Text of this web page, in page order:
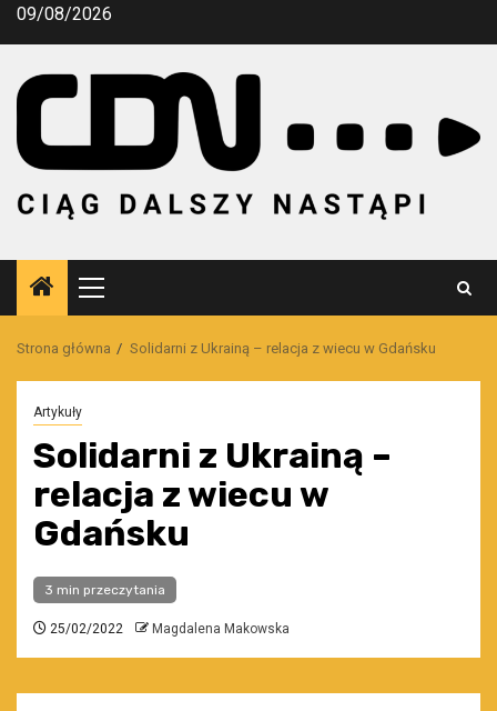
Przejdź
09/08/2026
Menu
główne
Strona główna Solidarni z Ukrainą – relacja z wiecu w Gdańsku
Artykuły
Solidarni z Ukrainą –
relacja z wiecu w
Gdańsku
3 min przeczytania
25/02/2022 Magdalena Makowska